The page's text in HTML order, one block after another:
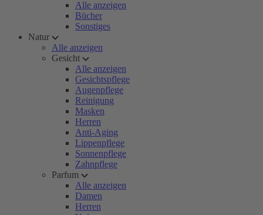
Alle anzeigen
Bücher
Sonstiges
Natur
Alle anzeigen
Gesicht
Alle anzeigen
Gesichtspflege
Augenpflege
Reinigung
Masken
Herren
Anti-Aging
Lippenpflege
Sonnenpflege
Zahnpflege
Parfum
Alle anzeigen
Damen
Herren